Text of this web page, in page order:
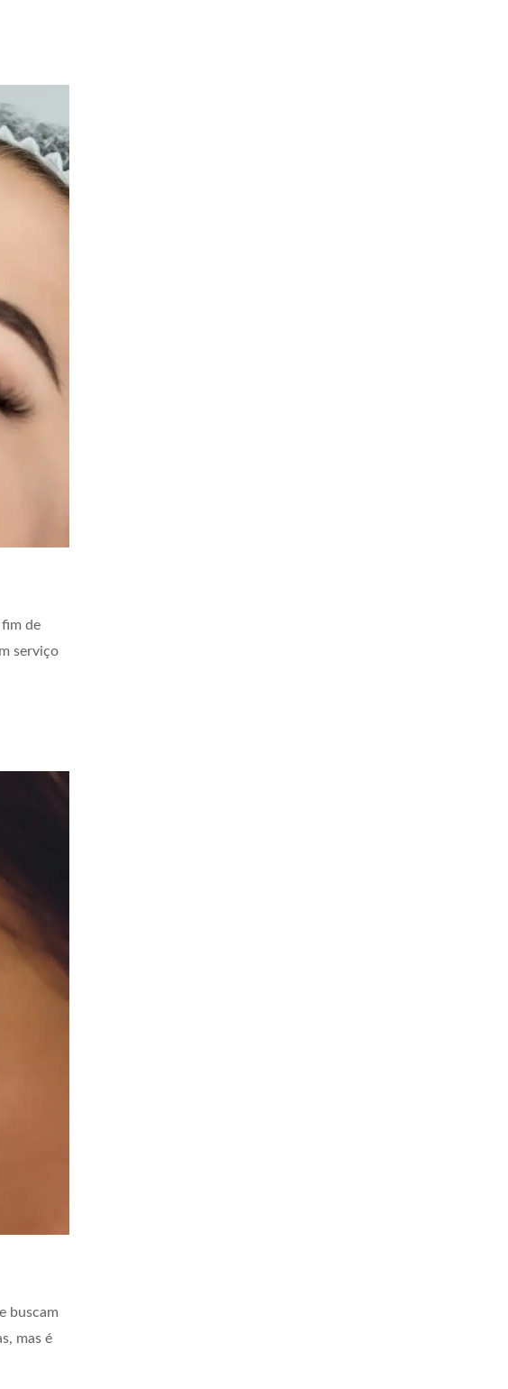
de
serviço
e buscam
mas é